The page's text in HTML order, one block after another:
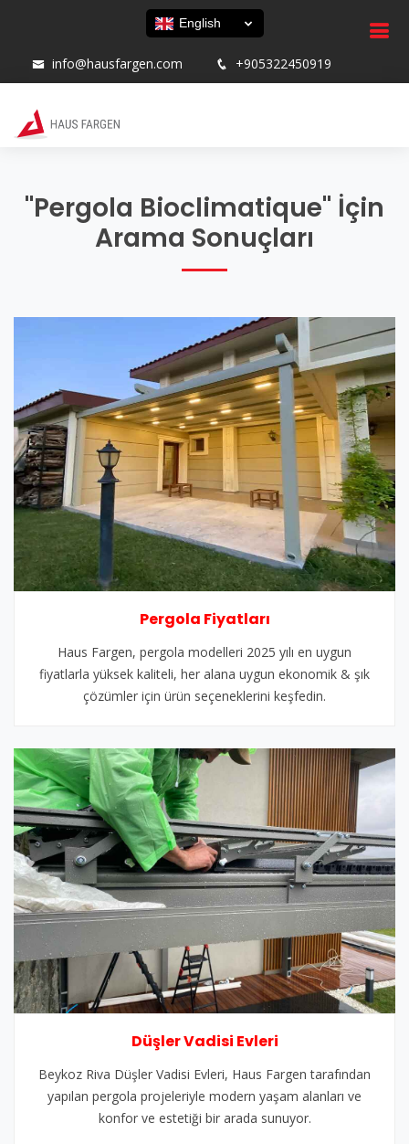
English
info@hausfargen.com +905322450919
"Pergola Bioclimatique" İçin
Arama Sonuçları
Pergola Fiyatları
Haus Fargen, pergola modelleri 2025 yılı en uygun
fiyatlarla yüksek kaliteli, her alana uygun ekonomik & şık
çözümler için ürün seçeneklerini keşfedin.
Düşler Vadisi Evleri
Beykoz Riva Düşler Vadisi Evleri, Haus Fargen tarafından
yapılan pergola projeleriyle modern yaşam alanları ve
konfor ve estetiği bir arada sunuyor.